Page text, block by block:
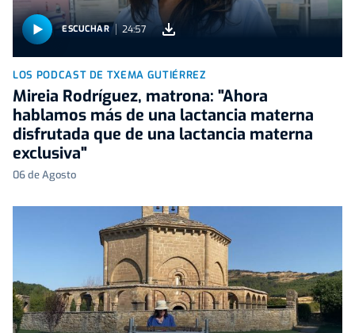
ESCUCHAR 24:57
LOS PODCAST DE TXEMA GUTIÉRREZ
Mireia Rodríguez, matrona: "Ahora
hablamos más de una lactancia materna
disfrutada que de una lactancia materna
exclusiva"
06 de Agosto